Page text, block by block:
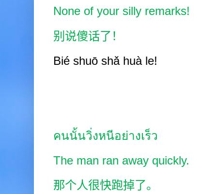
None of your silly remarks!
别说傻话了！
Bié shuō shǎ huà le!
คนนั้นวิ่งหนีอย่างเร็ว
The man ran away quickly.
那个人很快跑掉了。